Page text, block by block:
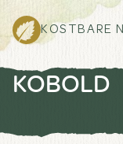
KOSTBARE
KOBOLD